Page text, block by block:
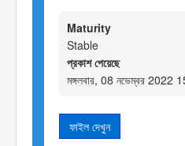
Maturity
Stable
প্রকাশ পেয়েছে
মঙ্গলবার, 08 নভেম্বর 2022
ফাইল দেখুন